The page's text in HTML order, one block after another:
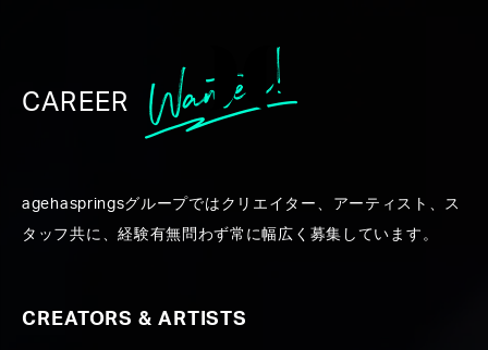
WORK
CAREER
agehaspringsグループではクリエイター、アーティスト、ス
タッフ共に、経験有無問わず常に幅広く募集しています。
CREATORS & ARTISTS